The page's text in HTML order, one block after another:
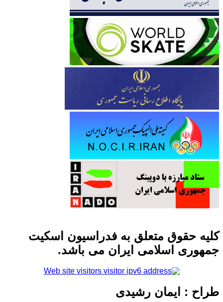
کلیه حقوق متعلق به فدراسیون اسکیت
جمهوری اسلامی ایران می باشد.
طراح : ایمان رشیدی